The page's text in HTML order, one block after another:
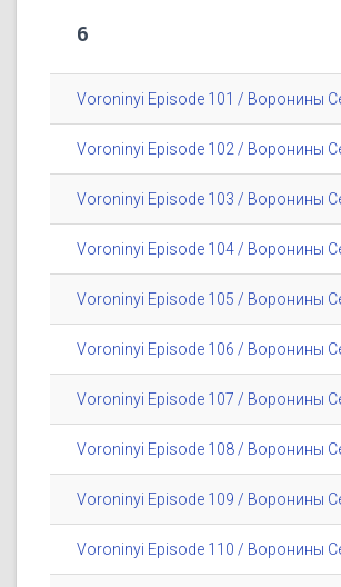
6
Voroninyi Episode 101 / Воронины
Voroninyi Episode 102 / Воронины
Voroninyi Episode 103 / Воронины
Voroninyi Episode 104 / Воронины
Voroninyi Episode 105 / Воронины
Voroninyi Episode 106 / Воронины
Voroninyi Episode 107 / Воронины
Voroninyi Episode 108 / Воронины
Voroninyi Episode 109 / Воронины
Voroninyi Episode 110 / Воронины